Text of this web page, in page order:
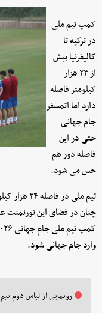
کمپ تیم ملی
در ترکیه تا
کالیفرنیا بیش
از ۲۳ هزار
کیلومتر فاصله
دارد اما اتمسفر
جام جهانی
حتی در این
فاصله دور هم
حس می شود.
چنان در فضای این تورنمنت
وارد جام جهانی شود.
رونمایی از لباس دوم